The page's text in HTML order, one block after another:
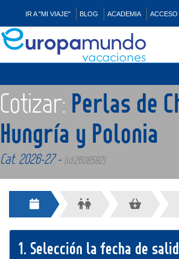
IR A "MI VIAJE" BLOG ACADEMIA ACCESO
PROMOCIONES
Cotizar: Perlas de
Hungría y Polonia
Cat. 2026-27 - (id:2608592)
1. Selección la fecha de